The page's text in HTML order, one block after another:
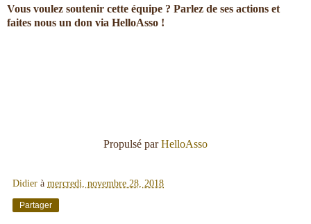
Vous voulez soutenir cette équipe ? Parlez de ses actions et
faites nous un don via HelloAsso !
Propulsé parHelloAsso
Didier à mercredi, novembre 28, 2018
Partager